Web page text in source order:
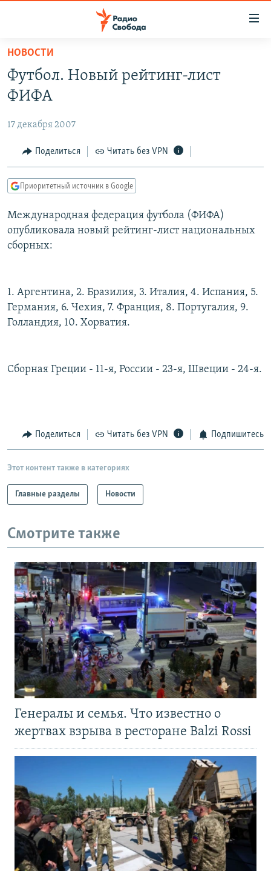
упрощенного
доступа
Вернуться
основному
Вернутся
главной
навигации
Вернутся
поиску
ПРОГРАММЫ
ПОДКАСТЫ
ЦИТАТЫ СВОБОДЫ
МНЕНИЯ
IDEL.РЕАЛИИ
КАВКАЗ.РЕАЛИИ
СЕВЕР.РЕАЛИИ
ПОДПИШИТЕСЬ НА РАССЫЛКУ
НОВОСТИ
Футбол. Новый рейтинг-лист
ФИФА
17 декабря 2007
Поделиться Читать без VPN
Приоритетный источник в Google
Международная федерация футбола (ФИФА)
опубликовала новый рейтинг-лист национальных
сборных:
1. Аргентина, 2. Бразилия, 3. Италия, 4. Испания, 5.
Германия, 6. Чехия, 7. Франция, 8. Португалия, 9.
Голландия, 10. Хорватия.
Сборная Греции - 11-я, России - 23-я, Швеции - 24-я.
Поделиться Читать без VPN Подпишитесь
Этот контент также в категориях
Главные разделы Новости
Смотрите также
Генералы и семья. Что известно о
жертвах взрыва в ресторане Balzi Rossi